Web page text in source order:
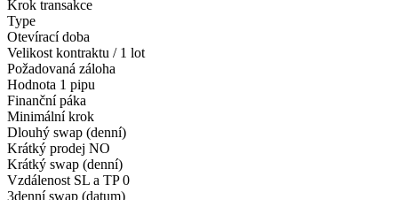
Krok transakce
Type
Otevírací doba
Velikost kontraktu / 1 lot
Požadovaná záloha
Hodnota 1 pipu
Finanční páka
Minimální krok
Dlouhý swap (denní)
Krátký prodej NO
Krátký swap (denní)
Vzdálenost SL a TP 0
3denní swap (datum)